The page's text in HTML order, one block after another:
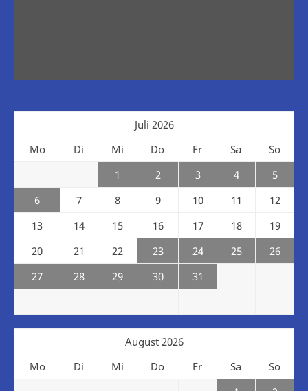
Juli 2026
Mo
Di Mi Do Fr Sa
So
1
2 3 4
5
6
7 8 9 10 11
12
13
14 15 16 17 18
19
20
21 22 23 24 25
26
27
28 29 30 31
August 2026
Mo
Di Mi Do Fr Sa
So